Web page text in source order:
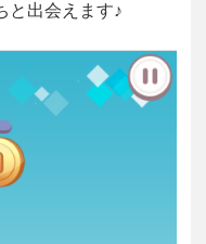
と出会えます♪